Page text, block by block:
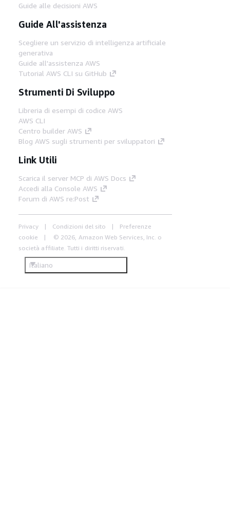
Guide alle decisioni AWS
Guide All'assistenza
Scegliere un servizio di intelligenza artificiale
generativa
Guide all'assistenza AWS
Tutorial AWS CLI su GitHub
Strumenti Di Sviluppo
Libreria di esempi di codice AWS
AWS CLI
Centro builder AWS
Blog AWS sugli strumenti per sviluppatori
Link Utili
Scarica il server MCP di AWS Docs
Accedi alla Console AWS
Forum di AWS re:Post
Privacy Condizioni del sito
Preferenze
cookie
© 2026, Amazon Web Services, Inc. o
società affiliate. Tutti i diritti riservati.
Italiano